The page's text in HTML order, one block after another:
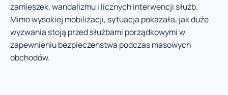
zamieszek, wandalizmu i licznych interwencji służb.
Mimo wysokiej mobilizacji, sytuacja pokazała, jak duże
wyzwania stoją przed służbami porządkowymi w
zapewnieniu bezpieczeństwa podczas masowych
obchodów.